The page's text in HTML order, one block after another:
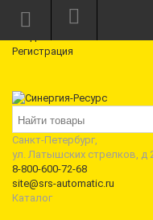
Режим работы: Пн—Пт:
Регистрация
Санкт-Петербург,
ул. Латышских стрелков, д
8-800-600-72-68
site@srs-automatic.ru
Каталог